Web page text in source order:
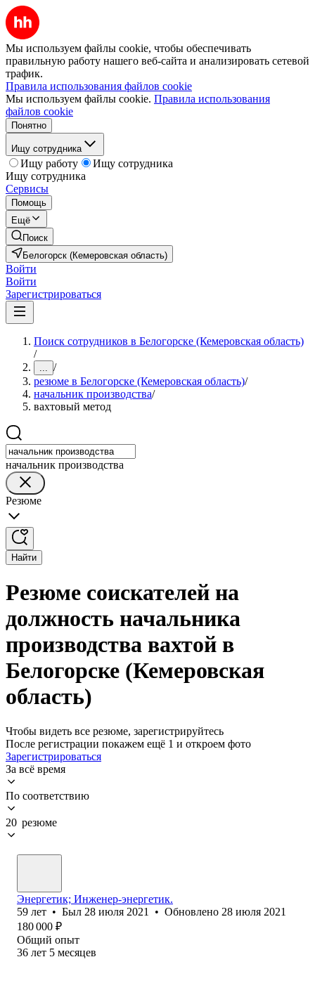
Мы используем файлы cookie, чтобы обеспечивать
правильную работу нашего веб-сайта и анализировать сетевой
трафик.
Правила использования файлов cookie
Мы используем файлы cookie. Правила использования
файлов cookie
Понятно
Ищу сотрудника
Ищу работу
Ищу сотрудника
Ищу сотрудника
Сервисы
Помощь
Ещё
Поиск
Белогорск (Кемеровская область)
Войти
Войти
Зарегистрироваться
Поиск сотрудников в Белогорске (Кемеровская область)
/
... /
резюме в Белогорске (Кемеровская область)/
начальник производства/
вахтовый метод
начальник производства
Резюме
Найти
Резюме соискателей на
должность начальника
производства вахтой в
Белогорске (Кемеровская
область)
Чтобы видеть все резюме, зарегистрируйтесь
После регистрации покажем ещё 1 и откроем фото
Зарегистрироваться
За всё время
По соответствию
20 резюме
Энергетик; Инженер-энергетик.
59 лет • Был 28 июля 2021 • Обновлено 28 июля 2021
180 000 ₽
Общий опыт
36 лет 5 месяцев